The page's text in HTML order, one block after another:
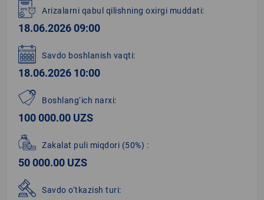
1
of
1
Arizalarni qabul qilishning oxirgi muddati:
18.06.2026 09:00
Savdo boshlanish vaqti:
18.06.2026 10:00
Boshlang‘ich narxi:
100 000.00 UZS
Zakalat puli miqdori (50%) :
50 000.00 UZS
Savdo o‘tkazish turi: